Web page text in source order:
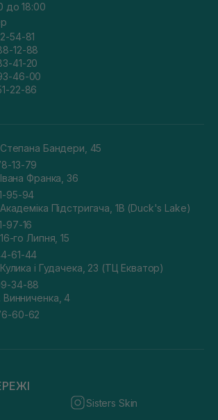
до 18:00
54-81
12-88
41-20
46-00
22-86
Степана Бандери, 45
13-79
Франка, 36
95-94
Підстригача, 1В (Duck's Lake)
97-16
го Липня, 15
61-44
і Гудачека, 23 (ТЦ Екватор)
34-88
Винниченка, 4
60-62
Sisters Skin